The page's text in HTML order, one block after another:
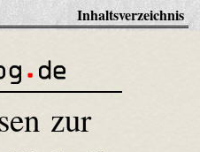
Inhaltsverzeichnis
zur